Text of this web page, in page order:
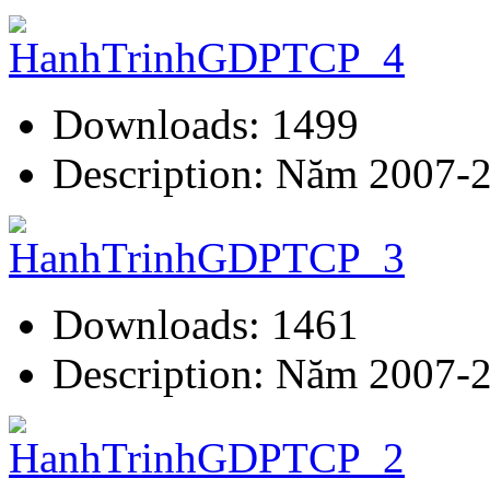
Downloads: 1499
Description: Năm 2007-
Downloads: 1461
Description: Năm 2007-